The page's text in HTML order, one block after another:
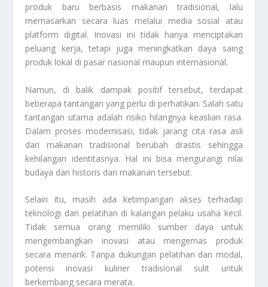
produk baru berbasis makanan tradisional, lalu
memasarkan secara luas melalui media sosial atau
platform digital. Inovasi ini tidak hanya menciptakan
peluang kerja, tetapi juga meningkatkan daya saing
produk lokal di pasar nasional maupun internasional.
Namun, di balik dampak positif tersebut, terdapat
beberapa tantangan yang perlu di perhatikan. Salah satu
tantangan utama adalah risiko hilangnya keaslian rasa.
Dalam proses modernisasi, tidak jarang cita rasa asli
dari makanan tradisional berubah drastis sehingga
kehilangan identitasnya. Hal ini bisa mengurangi nilai
budaya dan historis dari makanan tersebut.
Selain itu, masih ada ketimpangan akses terhadap
teknologi dan pelatihan di kalangan pelaku usaha kecil.
Tidak semua orang memiliki sumber daya untuk
mengembangkan inovasi atau mengemas produk
secara menarik. Tanpa dukungan pelatihan dan modal,
potensi inovasi kuliner tradisional sulit untuk
berkembang secara merata.